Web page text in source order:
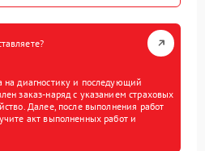
на диагностику и последующий
заказ-наряд с указанием страховых
Далее, после выполнения работ
акт выполненных работ и